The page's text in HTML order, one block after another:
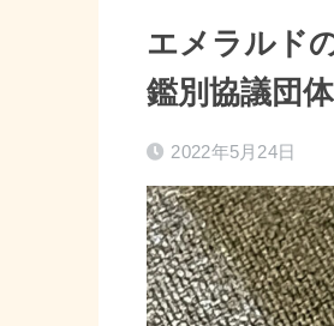
エメラルド
鑑別協議団
2022年5月24日